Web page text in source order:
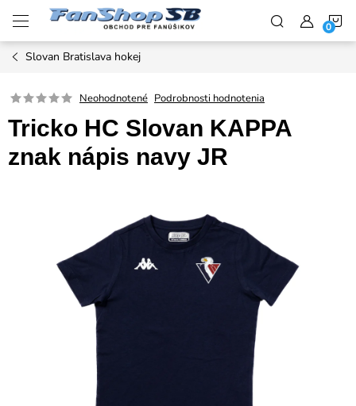
obsah
Slovan Bratislava hokej
Neohodnotené Podrobnosti hodnotenia
Tricko HC Slovan KAPPA
znak nápis navy JR